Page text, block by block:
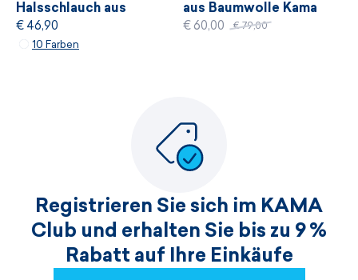
Halsschlauch aus
Merinowolle Kama S33
€ 46,90
10 Farben
aus Baumwolle Kama
Q111
€ 60,00 € 79,00
Registrieren Sie sich im KAMA
Club und erhalten Sie bis zu 9 %
Rabatt auf Ihre Einkäufe